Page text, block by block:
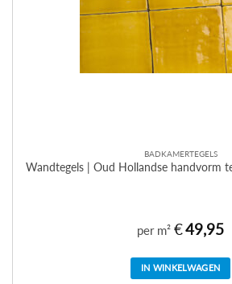
BADKAMERTEGELS
Wandtegels | Oud Hollandse handvorm
per m² €49,95
IN WINKELWAGEN